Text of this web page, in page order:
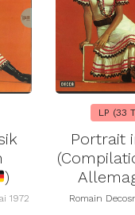
)
1972
LP (33
Portrait
Romain